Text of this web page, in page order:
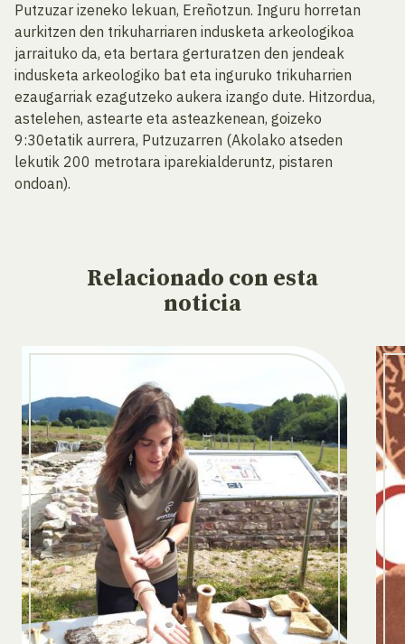
Putzuzar izeneko lekuan, Ereñotzun. Inguru horretan
aurkitzen den trikuharriaren indusketa arkeologikoa
jarraituko da, eta bertara gerturatzen den jendeak
indusketa arkeologiko bat eta inguruko trikuharrien
ezaugarriak ezagutzeko aukera izango dute. Hitzordua,
astelehen, astearte eta asteazkenean, goizeko
9:30etatik aurrera, Putzuzarren (Akolako atseden
lekutik 200 metrotara iparekialderuntz, pistaren
ondoan).
Relacionado con esta
noticia